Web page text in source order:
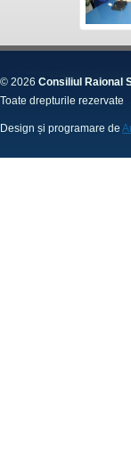
© 2026 Consiliul Raional
Toate drepturile rezervate
Design și programare de